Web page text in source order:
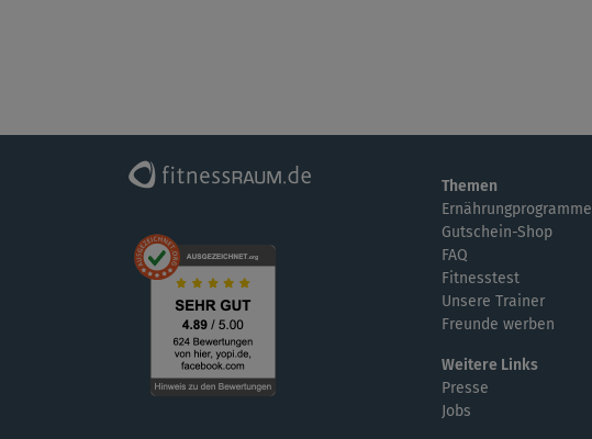
Themen
Ernährungprogramme
Gutschein-Shop
FAQ
Fitnesstest
Unsere Trainer
Freunde werben
Weitere Links
Presse
Jobs